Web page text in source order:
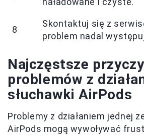
8
Skontaktuj się z
problem nadal
Najczęstsze
problemów z
słuchawki AirPods
Problemy z działaniem jednej
AirPods mogą wywoływać